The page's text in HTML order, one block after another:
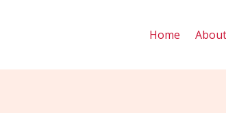
Home About